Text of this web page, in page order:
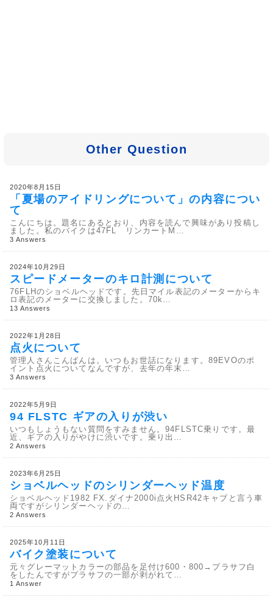
Other Question
2020年8月15日
「夏場のアイドリングについて」の内容につい
て
こんにちは。題名にあるとおり、内容を読んで興味があり投稿し
ました。私のバイクは47FL リンカートM…
3 Answers
2024年10月29日
スピードメーターのキロ計測について
76FLHのショベルヘッドです。先日マイル表記のメーターからキ
ロ表記のメーターに交換しました。70k…
13 Answers
2022年1月28日
点火について
管理人さんこんばんは。いつもお世話になります。89EVOのポ
イント点火についてなんですが、去年の年末…
3 Answers
2022年5月9日
94 FLSTC ギアの入りが渋い
いつもしょうもない質問をすみません。94FLSTC乗りです。最
近、ギアの入りがやけに渋いです。乗り出…
2 Answers
2023年6月25日
ショベルヘッドのシリンダーヘッド温度
ショベルヘッド1982 FX.ダイナ2000i点火HSR42キャブと言う車
両ですがシリンダーヘッドの…
2 Answers
2025年10月11日
バイク塗装について
元々グレーマットカラーの部品を足付け600・800→プラサフ白
をしたんですがプラサフの一部が剥がれて…
1 Answer